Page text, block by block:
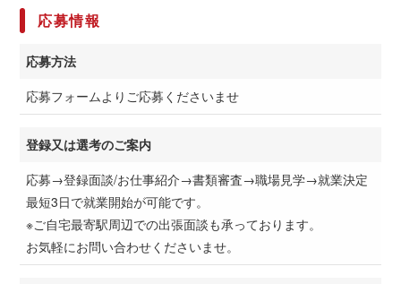
応募情報
応募方法
応募フォームよりご応募くださいませ
登録又は選考のご案内
応募→登録面談/お仕事紹介→書類審査→職場見学→就業決定
最短3日で就業開始が可能です。
※ご自宅最寄駅周辺での出張面談も承っております。
お気軽にお問い合わせくださいませ。